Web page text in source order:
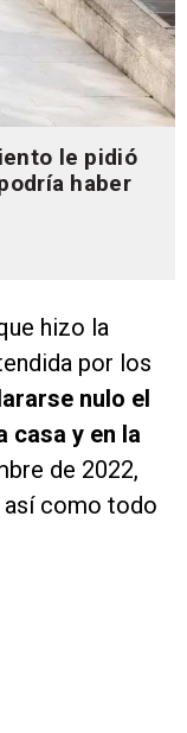
le pidió
haber
hizo la
por los
nulo el
casa y en la
de 2022,
así como todo